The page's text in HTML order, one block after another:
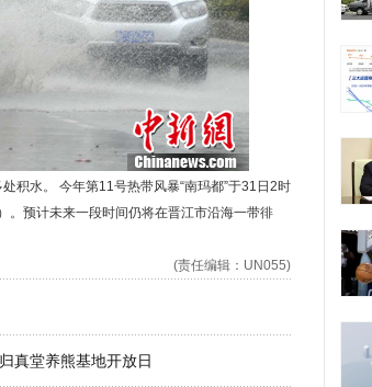
水。 今年第11号热带风暴“南玛都”于31日2时
。预计未来一段时间仍将在晋江市沿海一带徘
(责任编辑：UN055)
真堂养熊基地开放日